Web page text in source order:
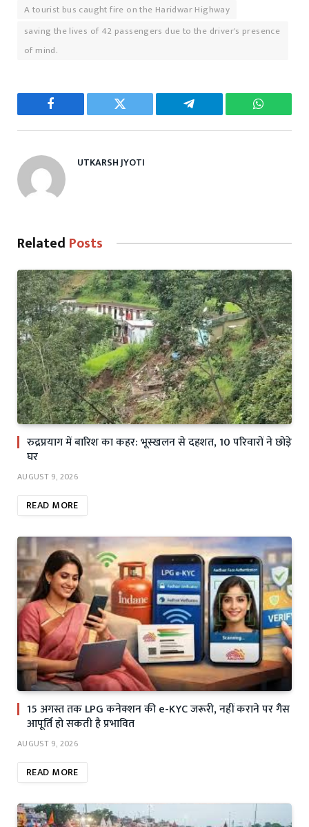
A tourist bus caught fire on the Haridwar Highway
saving the lives of 42 passengers due to the driver's presence
of mind.
Facebook Twitter Telegram
UTKARSH JYOTI
Related Posts
रुद्रप्रयाग में बारिश का कहर: भूस्खलन से दहशत, 10 परिवारों ने छोड़े
घर
AUGUST 9, 2026
READ MORE
15 अगस्त तक LPG कनेक्शन की e-KYC जरूरी, नहीं कराने पर गैस
आपूर्ति हो सकती है प्रभावित
AUGUST 9, 2026
READ MORE